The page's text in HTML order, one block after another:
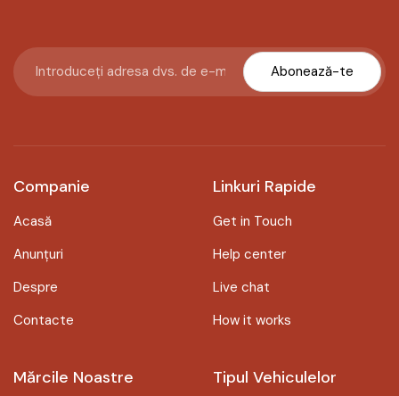
Abonează-te
Companie
Acasă
Anunțuri
Despre
Contacte
Linkuri Rapide
Get in Touch
Help center
Live chat
How it works
Mărcile Noastre Tipul Vehiculelor